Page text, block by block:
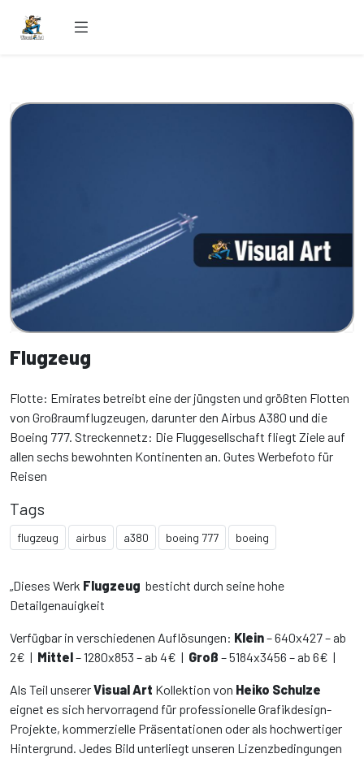
Flugzeug
Flotte: Emirates betreibt eine der jüngsten und größten Flotten
von Großraumflugzeugen, darunter den Airbus A380 und die
Boeing 777. Streckennetz: Die Fluggesellschaft fliegt Ziele auf
allen sechs bewohnten Kontinenten an. Gutes Werbefoto für
Reisen
Tags
flugzeug airbus a380 boeing 777 boeing
„Dieses Werk Flugzeug besticht durch seine hohe
Detailgenauigkeit
Verfügbar in verschiedenen Auflösungen: Klein– 640x427 – ab
2€ | Mittel– 1280x853 – ab 4€ | Groß – 5184x3456 – ab 6€ |
Als Teil unsererVisual Art Kollektion von Heiko Schulze
eignet es sich hervorragend für professionelle Grafikdesign-
Projekte, kommerzielle Präsentationen oder als hochwertiger
Hintergrund. Jedes Bild unterliegt unseren Lizenzbedingungen